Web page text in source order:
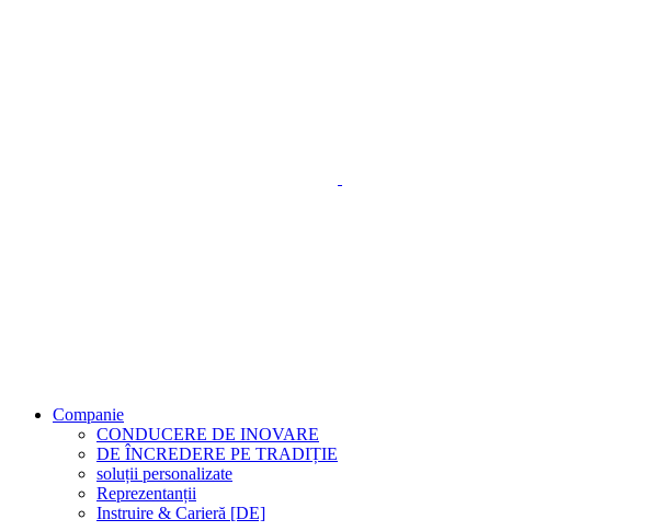
Companie
CONDUCERE DE INOVARE
DE ÎNCREDERE PE TRADIȚIE
soluții personalizate
Reprezentanții
Instruire & Carieră [DE]